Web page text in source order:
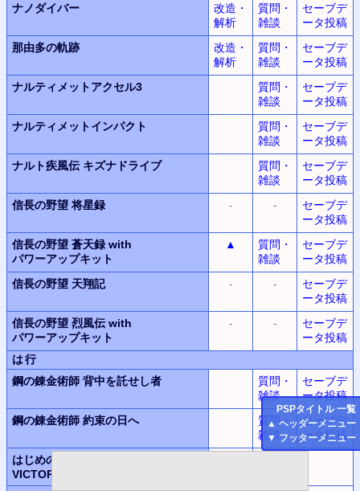
PSPタイトル 一覧
▲ ヘッダーメニュー
▼ フッターメニュー
ナノダイバー
改造・
解析
質問・
雑談
セーブデ
ータ投稿
那由多の軌跡
改造・
解析
質問・
雑談
セーブデ
ータ投稿
ナルティメットアクセル3
質問・
雑談
セーブデ
ータ投稿
ナルティメットインパクト
質問・
雑談
セーブデ
ータ投稿
ナルト疾風伝 キズナドライブ
質問・
雑談
セーブデ
ータ投稿
信長の野望 将星録 - -
セーブデ
ータ投稿
信長の野望 蒼天録 with
パワーアップキット
▲
質問・
雑談
セーブデ
ータ投稿
信長の野望 天翔記 - -
セーブデ
ータ投稿
信長の野望 烈風伝 with
パワーアップキット
- -
セーブデ
ータ投稿
は行
鋼の錬金術師 背中を託せし者
質問・
雑談
セーブデ
ータ投稿
鋼の錬金術師 約束の日へ
質問・
雑談
セーブデ
ータ投稿
はじめの一歩
VICTORIOUS SPIRITS